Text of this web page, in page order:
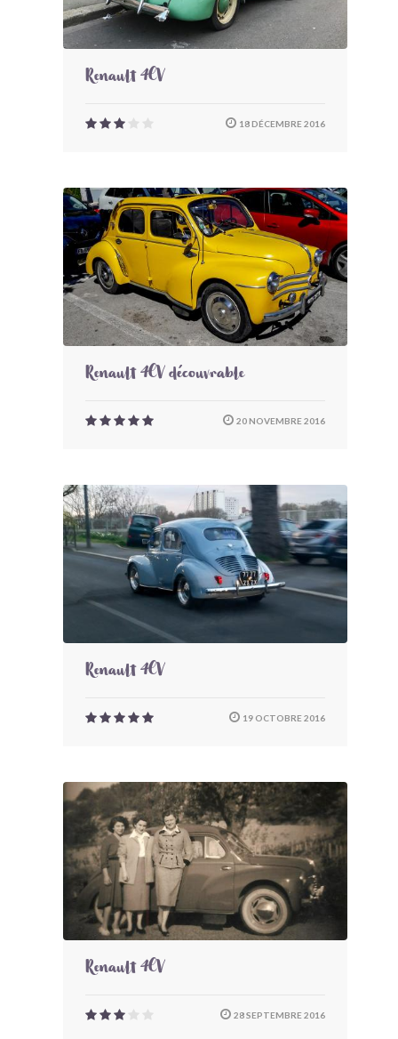
Renault 4CV
18 DÉCEMBRE 2016
Renault 4CV découvrable
20 NOVEMBRE 2016
Renault 4CV
19 OCTOBRE 2016
Renault 4CV
28 SEPTEMBRE 2016